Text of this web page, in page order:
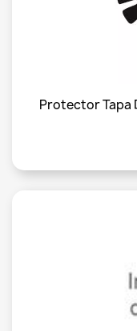
Protector Tapa